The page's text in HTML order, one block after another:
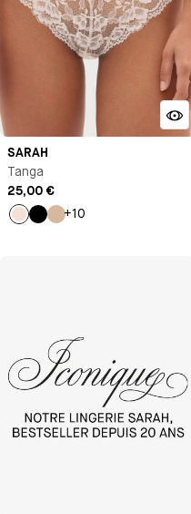
SARAH
Tanga
25,00 €
Milk
+10